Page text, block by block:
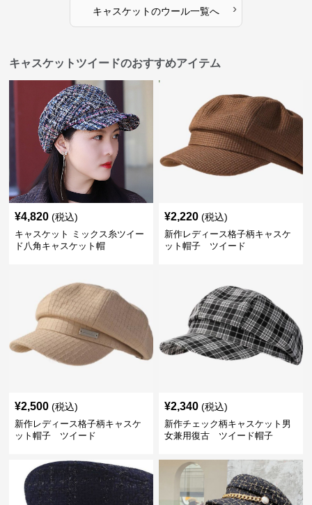
キャスケットのウール一覧へ ›
キャスケットツイードのおすすめアイテム
¥4,820 (税込)
キャスケット ミックス糸ツイー
ド八角キャスケット帽
¥2,220 (税込)
新作レディース格子柄キャスケ
ット帽子 ツイード
¥2,500 (税込)
新作レディース格子柄キャスケ
ット帽子 ツイード
¥2,340 (税込)
新作チェック柄キャスケット男
女兼用復古 ツイード帽子